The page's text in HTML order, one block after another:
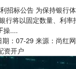
招标公告 为保持银行
行将以固定数量、利率
操....
期：07-29 来源：尚红
资开户